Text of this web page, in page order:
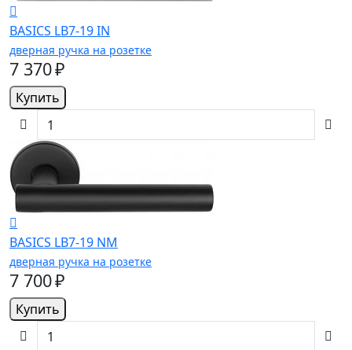
BASICS LB7-19 IN
дверная ручка на розетке
7 370 ₽
Купить
BASICS LB7-19 NM
дверная ручка на розетке
7 700 ₽
Купить